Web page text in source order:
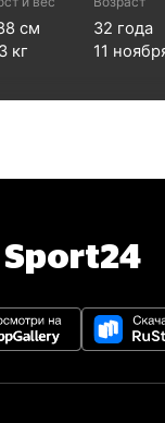
см
кг
32 года
11